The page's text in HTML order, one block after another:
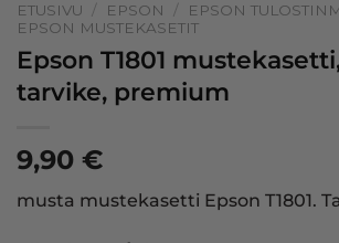
ETUSIVU / EPSON / EPSON
EPSON MUSTEKASETIT
Epson T1801
tarvike, premium
9,90 €
musta mustekasetti Epson T1801.